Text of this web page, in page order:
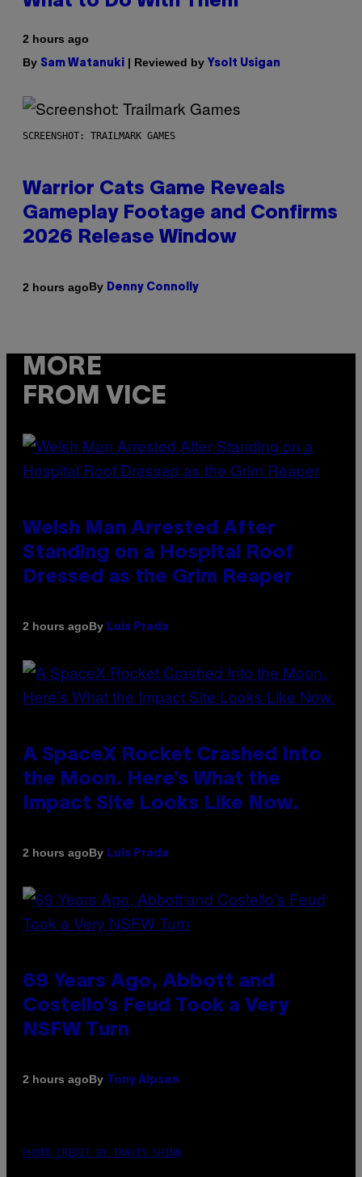
2 hours ago
By Sam Watanuki | Reviewed by Ysolt Usigan
SCREENSHOT: TRAILMARK GAMES
Warrior Cats Game Reveals
Gameplay Footage and Confirms
2026 Release Window
2 hours agoBy Denny Connolly
MORE
FROM VICE
Welsh Man Arrested After
Standing on a Hospital Roof
Dressed as the Grim Reaper
2 hours agoBy Luis Prada
A SpaceX Rocket Crashed Into
the Moon. Here’s What the
Impact Site Looks Like Now.
2 hours agoBy Luis Prada
69 Years Ago, Abbott and
Costello’s Feud Took a Very
NSFW Turn
2 hours agoBy Tony Alpsen
PHOTO CREDIT BY TRAVIS SHINN